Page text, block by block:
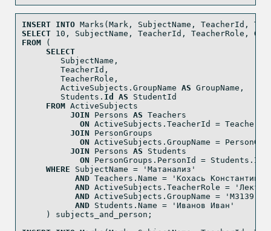
INSERT INTO Marks(Mark, SubjectName, TeacherId,
SELECT 10 , SubjectName, TeacherId, TeacherRole,
FROM (
SELECT
        SubjectName,
        TeacherId,
        TeacherRole,
        ActiveSubjects.GroupName
AS GroupName,
        Students.
Id AS StudentId
FROM ActiveSubjects
JOIN Persons AS Teachers
ON ActiveSubjects.TeacherId = Teachers.
JOIN PersonGroups
ON ActiveSubjects.GroupName =
JOIN Persons AS Students
ON PersonGroups.PersonId = Students. Id
WHERE SubjectName =
'Матанализ'
AND Teachers.Name =
'Кохась Константин'
AND ActiveSubjects.TeacherRole =
AND ActiveSubjects.GroupName =
'M3139'
AND Students.Name =
'Иванов Иван'
     ) subjects_and_person;